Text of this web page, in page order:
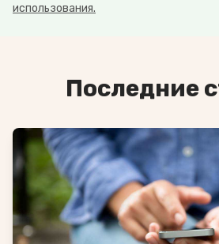
использования.
Последние